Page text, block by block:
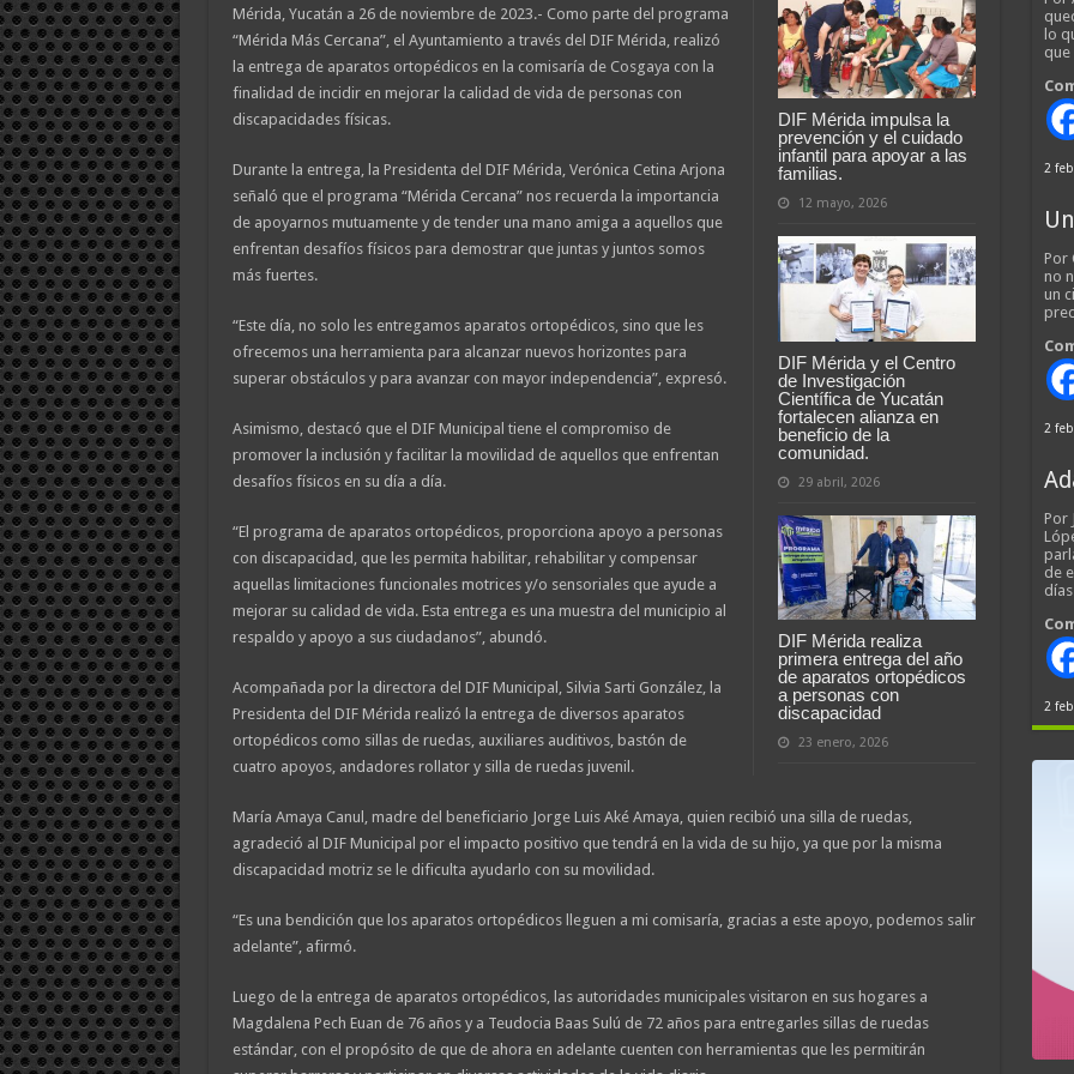
DIF Mérida impulsa la
prevención y el cuidado
infantil para apoyar a las
familias.
12 mayo, 2026
DIF Mérida y el Centro
de Investigación
Científica de Yucatán
fortalecen alianza en
beneficio de la
comunidad.
29 abril, 2026
DIF Mérida realiza
primera entrega del año
de aparatos ortopédicos
a personas con
discapacidad
23 enero, 2026
Mérida, Yucatán a 26 de noviembre de 2023.- Como parte del programa
“Mérida Más Cercana”, el Ayuntamiento a través del DIF Mérida, realizó
la entrega de aparatos ortopédicos en la comisaría de Cosgaya con la
finalidad de incidir en mejorar la calidad de vida de personas con
discapacidades físicas.
Durante la entrega, la Presidenta del DIF Mérida, Verónica Cetina Arjona
señaló que el programa “Mérida Cercana” nos recuerda la importancia
de apoyarnos mutuamente y de tender una mano amiga a aquellos que
enfrentan desafíos físicos para demostrar que juntas y juntos somos
más fuertes.
“Este día, no solo les entregamos aparatos ortopédicos, sino que les
ofrecemos una herramienta para alcanzar nuevos horizontes para
superar obstáculos y para avanzar con mayor independencia”, expresó.
Asimismo, destacó que el DIF Municipal tiene el compromiso de
promover la inclusión y facilitar la movilidad de aquellos que enfrentan
desafíos físicos en su día a día.
“El programa de aparatos ortopédicos, proporciona apoyo a personas
con discapacidad, que les permita habilitar, rehabilitar y compensar
aquellas limitaciones funcionales motrices y/o sensoriales que ayude a
mejorar su calidad de vida. Esta entrega es una muestra del municipio al
respaldo y apoyo a sus ciudadanos”, abundó.
Acompañada por la directora del DIF Municipal, Silvia Sarti González, la
Presidenta del DIF Mérida realizó la entrega de diversos aparatos
ortopédicos como sillas de ruedas, auxiliares auditivos, bastón de
cuatro apoyos, andadores rollator y silla de ruedas juvenil.
María Amaya Canul, madre del beneficiario Jorge Luis Aké Amaya, quien recibió una silla de ruedas,
agradeció al DIF Municipal por el impacto positivo que tendrá en la vida de su hijo, ya que por la misma
discapacidad motriz se le dificulta ayudarlo con su movilidad.
“Es una bendición que los aparatos ortopédicos lleguen a mi comisaría, gracias a este apoyo, podemos salir
adelante”, afirmó.
Luego de la entrega de aparatos ortopédicos, las autoridades municipales visitaron en sus hogares a
Magdalena Pech Euan de 76 años y a Teudocia Baas Sulú de 72 años para entregarles sillas de ruedas
estándar, con el propósito de que de ahora en adelante cuenten con herramientas que les permitirán
lo
2
Por
no
un
2
Por
de
2